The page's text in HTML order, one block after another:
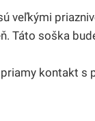
veľkými
Táto soška
kontakt s